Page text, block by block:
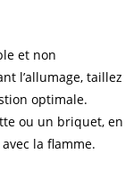
et non
l’allumage, taillez
optimale.
ou un briquet, en
la flamme.